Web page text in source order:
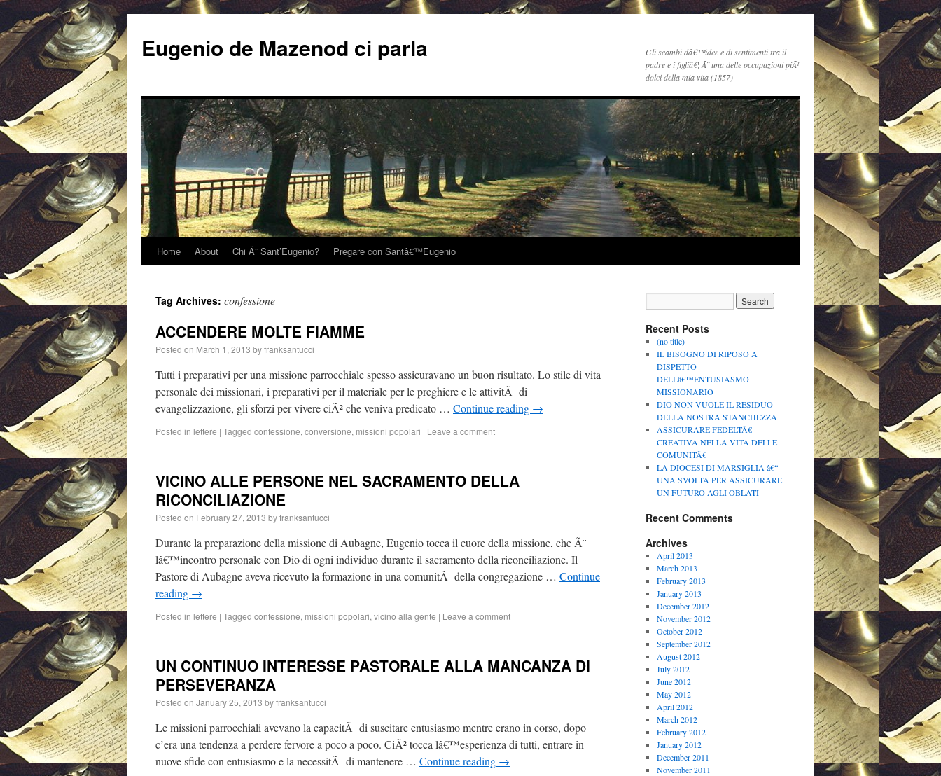
Eugenio de Mazenod ci parla
Gli scambi dâ€™idee e di sentimenti tra il
padre e i figliâ€¦ Ã¨ una delle occupazioni piÃ¹
dolci della mia vita (1857)
Home About Chi Ã¨ Sant’Eugenio? Pregare con Santâ€™Eugenio
Tag Archives: confessione
ACCENDERE MOLTE FIAMME
Posted on March 1, 2013 byfranksantucci
Tutti i preparativi per una missione parrocchiale spesso assicuravano un buon risultato. Lo stile di vita
personale dei missionari, i preparativi per il materiale per le preghiere e le attivitÃ di
evangelizzazione, gli sforzi per vivere ciÃ² che veniva predicato … Continue reading →
Posted in lettere | Tagged confessione, conversione, missioni popolari | Leave a comment
VICINO ALLE PERSONE NEL SACRAMENTO DELLA
RICONCILIAZIONE
Posted on February 27, 2013 byfranksantucci
Durante la preparazione della missione di Aubagne, Eugenio tocca il cuore della missione, che Ã¨
lâ€™incontro personale con Dio di ogni individuo durante il sacramento della riconciliazione. Il
Pastore di Aubagne aveva ricevuto la formazione in una comunitÃ della congregazione … Continue
reading →
Posted in lettere | Tagged confessione, missioni popolari, vicino alla gente | Leave a comment
UN CONTINUO INTERESSE PASTORALE ALLA MANCANZA DI
PERSEVERANZA
Posted on January 25, 2013 byfranksantucci
Le missioni parrocchiali avevano la capacitÃ di suscitare entusiasmo mentre erano in corso, dopo
c’era una tendenza a perdere fervore a poco a poco. CiÃ² tocca lâ€™esperienza di tutti, entrare in
nuove sfide con entusiasmo e la necessitÃ di mantenere … Continue reading →
Recent Posts
(no title)
IL BISOGNO DI RIPOSO A
DISPETTO
DELLâ€™ENTUSIASMO
MISSIONARIO
DIO NON VUOLE IL RESIDUO
DELLA NOSTRA STANCHEZZA
ASSICURARE FEDELTÃ€
CREATIVA NELLA VITA DELLE
COMUNITÃ€
LA DIOCESI DI MARSIGLIA â€“
UNA SVOLTA PER ASSICURARE
UN FUTURO AGLI OBLATI
Recent Comments
Archives
April 2013
March 2013
February 2013
January 2013
December 2012
November 2012
October 2012
September 2012
August 2012
July 2012
June 2012
May 2012
April 2012
March 2012
February 2012
January 2012
December 2011
November 2011